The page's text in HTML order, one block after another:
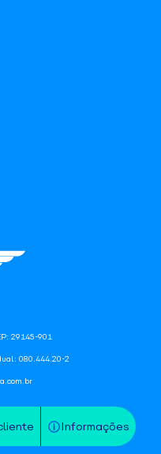
Informações
29145-901
080.444.20-2